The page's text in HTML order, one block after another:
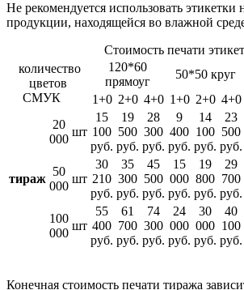
Не рекомендуется использовать этикетки
продукции, находящейся во влажной
Стоимость печати
количество
цветов
СМУК
120*60
прямоуг
50*50 круг
1+0 2+0 4+0 1+0 2+0 4+0
тираж
20
000
шт
15
100
руб.
19
500
руб.
28
300
руб.
9
400
руб.
14
100
руб.
23
500
руб.
50
000
шт
30
210
руб.
35
300
руб.
45
500
руб.
15
000
руб.
19
800
руб.
29
700
руб.
100
000
шт
55
400
руб.
61
700
руб.
74
300
руб.
24
000
руб.
30
000
руб.
40
100
руб.
Конечная стоимость печати тиража